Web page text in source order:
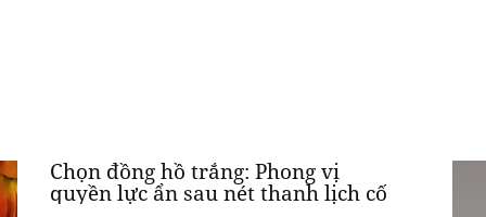
Chọn đồng hồ trắng: Phong vị
quyền lực ẩn sau nét thanh lịch cố